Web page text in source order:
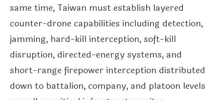
same time, Taiwan must establish layered
counter-drone capabilities including detection,
jamming, hard-kill interception, soft-kill
disruption, directed-energy systems, and
short-range firepower interception distributed
down to battalion, company, and platoon levels